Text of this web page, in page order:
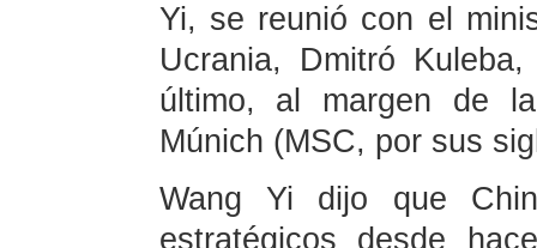
Yi, se reunió con el
Ucrania, Dmitró
último, al margen de
Múnich (MSC, por sus
Wang Yi dijo que
estratégicos desde